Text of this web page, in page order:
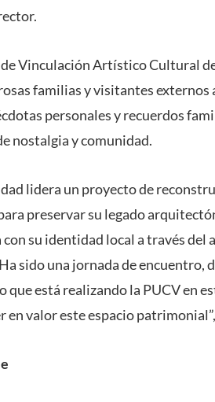
Vinculación Artístico Cultural
familias y visitantes
personales y recuerdos
nostalgia y comunidad.
lidera un proyecto de
preservar su legado
su identidad local a través del
sido una jornada de encuentro,
que está realizando la PUCV en
en valor este espacio